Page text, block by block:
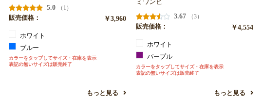
5.0
（1）
販売価格：
￥3,960
ホワイト
ブルー
カラーをタップしてサイズ・在庫を表示
表記の無いサイズは販売終了
もっと見る
3.67
（3）
販売価格：
￥4,554
ホワイト
パープル
カラーをタップしてサイズ・在庫を表示
表記の無いサイズは販売終了
もっと見る